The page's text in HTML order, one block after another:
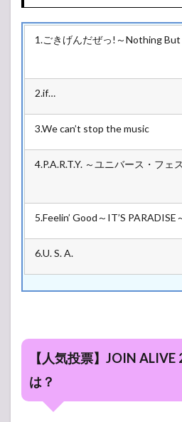
1.ごきげんだぜっ!～Nothing But
2.if…
3.We can’t stop the music
4.P.A.R.T.Y. ～ユニバース・フェ
5.Feelin’ Good～IT’S PARADISE
6.U. S. A.
【人気投票】JOIN
は？